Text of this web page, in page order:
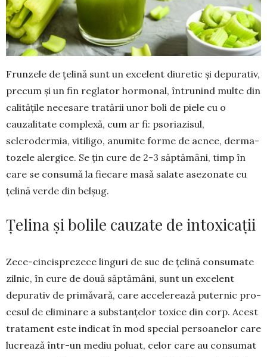
Frunzele de țelină sunt un excelent diuretic și depurativ,
precum și un fin reglator hormonal, întru­nind multe din
calitățile necesare tratării unor boli de piele cu o
cauzalitate complexă, cum ar fi: psoriazisul,
sclerodermia, vitiligo, anumite forme de acnee, der­ma­
tozele alergice. Se țin cure de 2-3 săptămâni, timp în
care se consumă la fiecare masă salate asezonate cu
țelină verde din belșug.
Țelina și bolile cauzate de intoxicații
Zece-cincisprezece linguri de suc de țeli­nă con­su­mate
zilnic, în cure de două săptă­mâni, sunt un exce­lent
depurativ de primă­vară, care acce­le­rează puternic pro­
cesul de eliminare a substanțelor toxice din corp. Acest
trata­ment este indicat în mod spe­cial per­soa­nelor care
lucrează într-un me­diu poluat, celor care au con­sumat